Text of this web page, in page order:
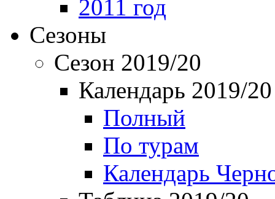
2011 год
Сезоны
Сезон 2019/20
Календарь 2019/20
Полный
По турам
Календарь